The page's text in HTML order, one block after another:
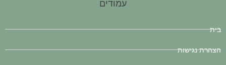
עמודים
בית
הצהרת נגישות